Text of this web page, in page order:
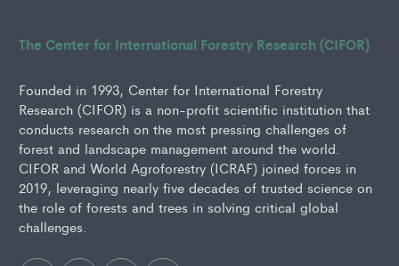
The Center for International Forestry Research (CIFOR)
Founded in 1993, Center for International Forestry
Research (CIFOR) is a non-profit scientific institution that
conducts research on the most pressing challenges of
forest and landscape management around the world.
CIFOR and World Agroforestry (ICRAF) joined forces in
2019, leveraging nearly five decades of trusted science on
the role of forests and trees in solving critical global
challenges.